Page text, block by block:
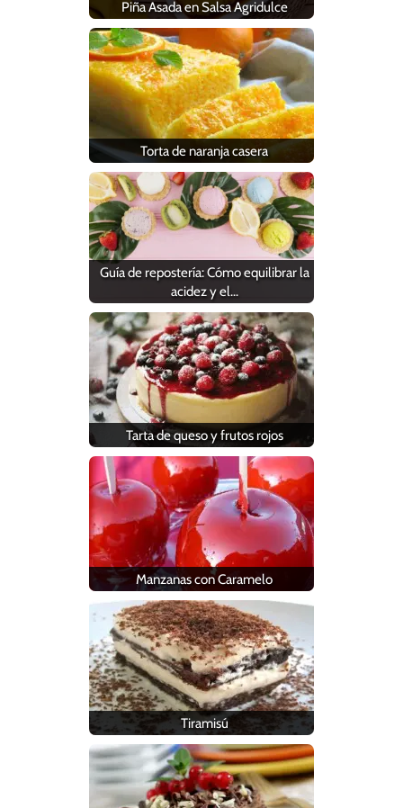
Piña Asada en Salsa Agridulce
Torta de naranja casera
Guía de repostería: Cómo equilibrar la
acidez y el…
Tarta de queso y frutos rojos
Manzanas con Caramelo
Tiramisú